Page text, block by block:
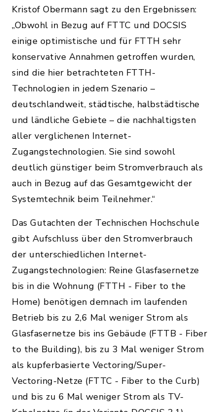
Kristof Obermann sagt zu den Ergebnissen:
„Obwohl in Bezug auf FTTC und DOCSIS
einige optimistische und für FTTH sehr
konservative Annahmen getroffen wurden,
sind die hier betrachteten FTTH-
Technologien in jedem Szenario –
deutschlandweit, städtische, halbstädtische
und ländliche Gebiete – die nachhaltigsten
aller verglichenen Internet-
Zugangstechnologien. Sie sind sowohl
deutlich günstiger beim Stromverbrauch als
auch in Bezug auf das Gesamtgewicht der
Systemtechnik beim Teilnehmer.“
Das Gutachten der Technischen Hochschule
gibt Aufschluss über den Stromverbrauch
der unterschiedlichen Internet-
Zugangstechnologien: Reine Glasfasernetze
bis in die Wohnung (FTTH - Fiber to the
Home) benötigen demnach im laufenden
Betrieb bis zu 2,6 Mal weniger Strom als
Glasfasernetze bis ins Gebäude (FTTB - Fiber
to the Building), bis zu 3 Mal weniger Strom
als kupferbasierte Vectoring/Super-
Vectoring-Netze (FTTC - Fiber to the Curb)
und bis zu 6 Mal weniger Strom als TV-